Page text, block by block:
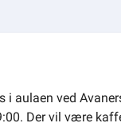
i aulaen ved
Der vil være